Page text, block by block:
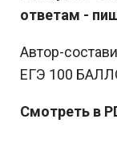
ответам -
Автор-
ЕГЭ 100
Смотреть в